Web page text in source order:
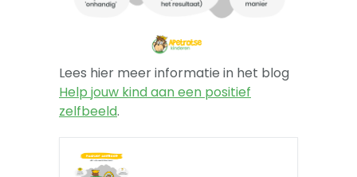
Lees hier meer informatie in het blog
Help jouw kind aan een positief
zelfbeeld.